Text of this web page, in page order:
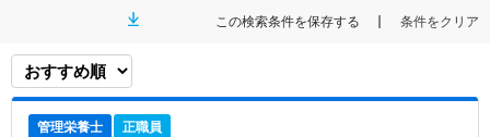
この検索条件を保存する 条件をクリア
管理栄養士 正職員